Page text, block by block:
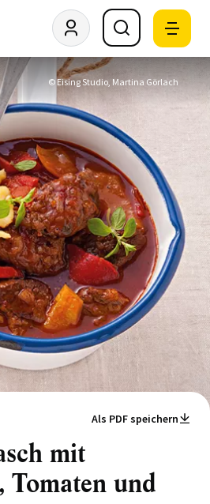
© Eising Studio, Martina Görlach
Als PDF speichern
mit
Tomaten und